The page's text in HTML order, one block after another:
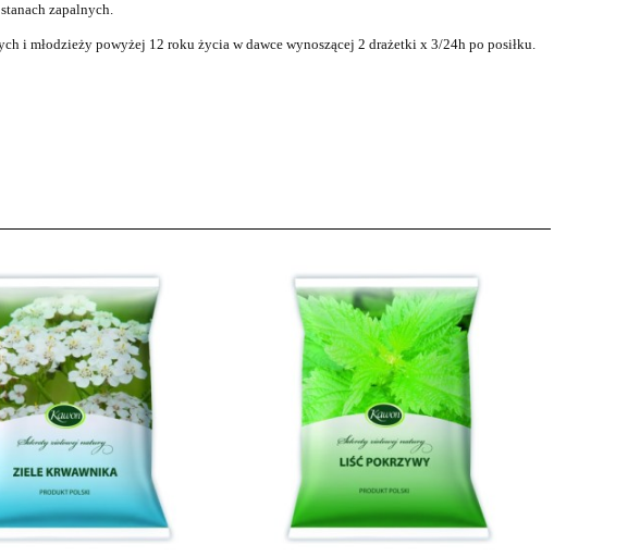
zapalnych.
i młodzieży powyżej 12 roku życia w dawce wynoszącej 2 drażetki x 3/24h po posiłku.